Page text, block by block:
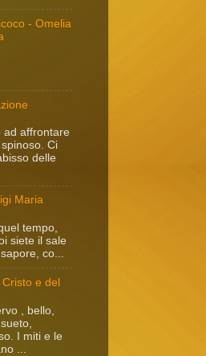
- Omelia
ad affrontare
Ci
delle
Maria
tempo,
siete il sale
co...
e del
, bello,
I miti e le
...